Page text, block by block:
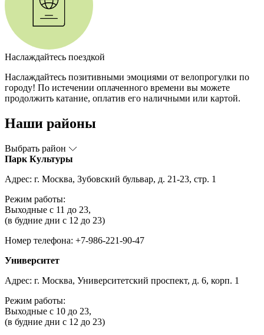
Наслаждайтесь поездкой
Наслаждайтесь позитивными эмоциями от велопрогулки по
городу! По истечении оплаченного времени вы можете
продолжить катание, оплатив его наличными или картой.
Наши районы
Выбрать район
Парк Культуры
Адрес: г. Москва, Зубовский бульвар, д. 21-23, стр. 1
Режим работы:
Выходные с 11 до 23,
(в будние дни с 12 до 23)
Номер телефона: +7-986-221-90-47
Университет
Адрес: г. Москва, Университетский проспект, д. 6, корп. 1
Режим работы:
Выходные с 10 до 23,
(в будние дни с 12 до 23)